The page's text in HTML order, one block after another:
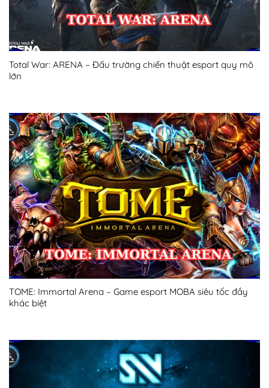
Total War: ARENA – Đấu trường chiến thuật esport quy mô
lớn
TOME: Immortal Arena – Game esport MOBA siêu tốc đầy
khác biệt